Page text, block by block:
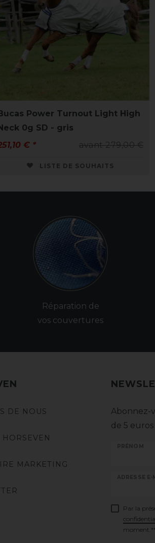
Power Turnout Light High
0g SD - gris
avant 279,00 €
€ *
LISTE DE SOUHAITS
Réparation de
vos couvertures
DE NOUS
MARKETING
Abonnez-
de 5
PRÉNOM
ADRESSE E-
Par la
moment.**